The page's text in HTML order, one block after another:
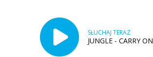
SŁUCHAJ TERAZ
JUNGLE - CARRY ON